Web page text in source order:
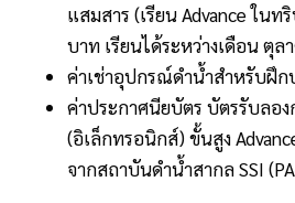
แสมสาร (เรียน Advance ในท
บาท เรียนได้ระหว่างเดือน ตุ
ค่าเช่าอุปกรณ์ดำน้ำสำหรับฝึ
ค่าประกาศนียบัตร บัตรรับลอง
(อิเล็กทรอนิกส์) ขั้นสูง
จากสถาบันดำน้ำสากล SSI